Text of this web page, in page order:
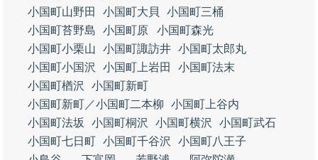
小国町山野田
小国町大貝
小国町三桶
小国町苔野島
小国町原
小国町森光
小国町小栗山
小国町諏訪井 小国町太郎丸
小国町小国沢
小国町上岩田
小国町法末
小国町楢沢
小国町新町
小国町新町／小国町二本柳
小国町上谷内
小国町法坂
小国町桐沢 小国町横沢
小国町武石
小国町七日町 小国町千谷沢
小国町八王子